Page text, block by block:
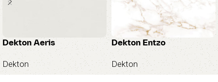
Dekton Aeris
Dekton
Dekton Entzo
Dekton